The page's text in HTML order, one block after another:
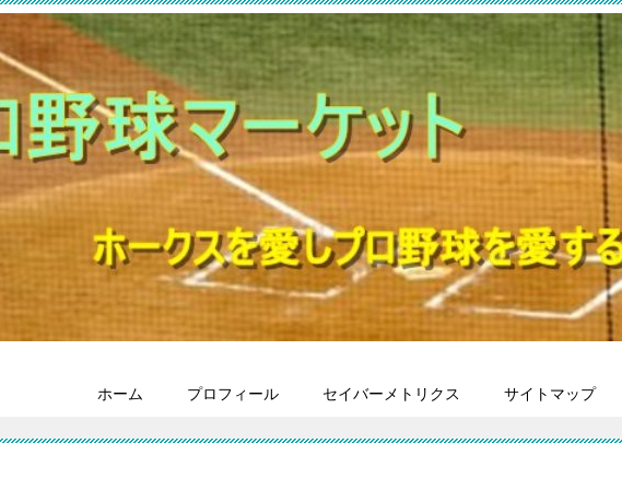
ホーム プロフィール セイバーメトリクス サイトマップ